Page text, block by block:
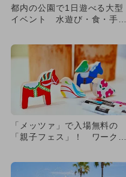
都内の公園で1日遊べる大型
イベント 水遊び・食・手作
「メッツァ」で入場無料の
「親子フェス」！ ワークシ